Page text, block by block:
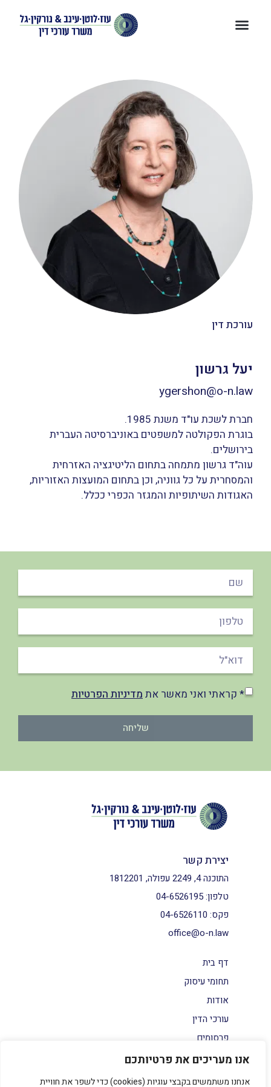
אנו מעריכים את פרטיותכם
אנחנו משתמשים בקבצי עוגיות (cookies) כדי לשפר את חוויית
עורכת דין
יעל גרשון
ygershon@o-n.law‬
חברת לשכת עו"ד משנת 1985.
בוגרת הפקולטה למשפטים באוניברסיטה העברית
בירושלים.
עוה"ד גרשון מתמחה בתחום הליטיגציה האזרחית
והמסחרית על כל גווניה, וכן בתחום המועצות האזוריות,
האגודות השיתופיות והמגזר הכפרי ככלל.
* קראתי ואני מאשר אתמדיניות הפרטיות
שליחה
דף בית
תחומי עיסוק
אודות
עורכי הדין
פרסומים
צור קשר
יצירת קשר
התוכנה 4, 2249 עפולה, 1812201
טלפון:04-6526195
פקס: 04-6526110
office@o-n.law